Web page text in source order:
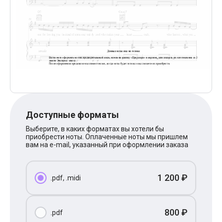
XOLIDAYBOY
Ваня Дмитриенко
Анна Герман
Полина Гагарина
Монеточка
Ласковый Май
BTS
Макс Корж
Алена Швец
Michael Jackson
Modern Talking
BEARWOLF
Юрий Шатунов
Мария Чайковская
Доступные форматы
Выберите, в каких форматах вы хотели бы
приобрести ноты. Оплаченные ноты мы пришлем
вам на e-mail, указанный при оформлении заказа
.pdf, .midi 1 200 ₽
.pdf 800 ₽